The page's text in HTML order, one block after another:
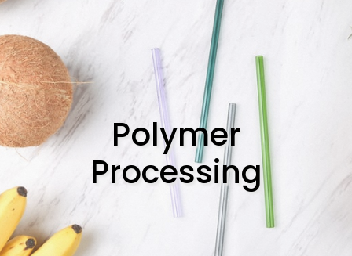
Polymer
Processing